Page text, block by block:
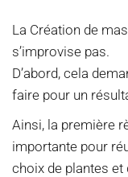
La Création de
s’improvise pas.
D’abord, cela
faire pour un
Ainsi, la première
importante pour
choix de plantes